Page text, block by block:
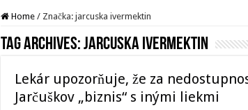
Home / Značka: jarcuska ivermektin
Tag Archives:jarcuska ivermektin
Lekár upozorňuje, že za
Jarčuškov „biznis“ s inými liekmi